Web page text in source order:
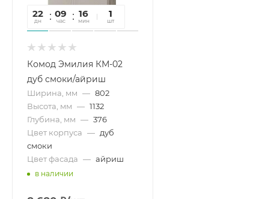
22
дн
09
час
16
мин
48
сек
1
шт
Комод Эмилия КМ-02
дуб смоки/айриш
Ширина, мм — 802
Высота, мм — 1132
Глубина, мм — 376
Цвет корпуса — дуб
смоки
Цвет фасада — айриш
в наличии